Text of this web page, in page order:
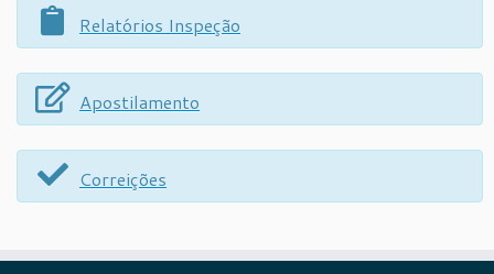
Relatórios Inspeção
Apostilamento
Correições